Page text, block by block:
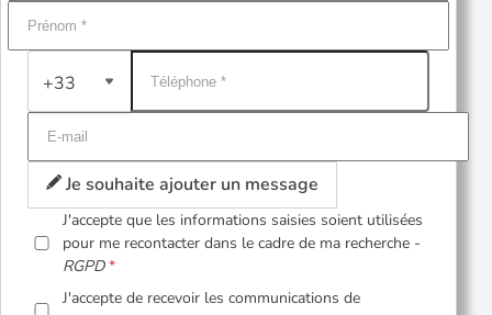
+33
Je souhaite ajouter un message
J'accepte que les informations saisies soient utilisées
pour me recontacter dans le cadre de ma recherche -
RGPD
J'accepte de recevoir les communications de